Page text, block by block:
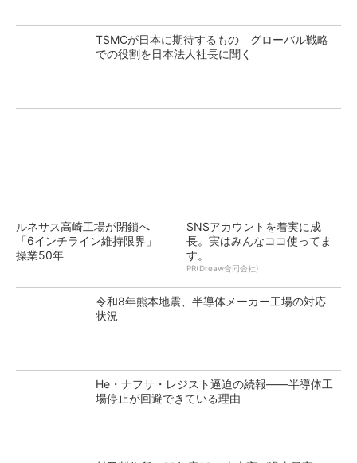
TSMCが日本に期待するもの グローバル戦略
での役割を日本法人社長に聞く
ルネサス高崎工場が閉鎖へ
「6インチライン維持限界」
操業50年
SNSアカウントを着実に成
長。実はみんなココ使ってま
す。
PR(Dreaw合同会社)
令和8年熊本地震、半導体メーカー工場の対応
状況
He・ナフサ・レジスト逼迫の続報――半導体工
場停止が回避できている理由